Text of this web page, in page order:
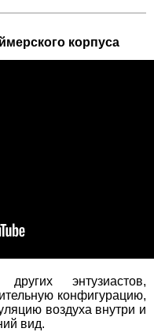
корпуса
энтузиастов,
конфигурацию,
воздуха внутри и
вид.